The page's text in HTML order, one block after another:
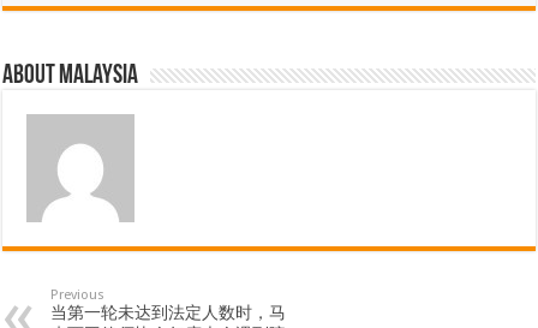
About Malaysia
Previous
当第一轮未达到法定人数时，马